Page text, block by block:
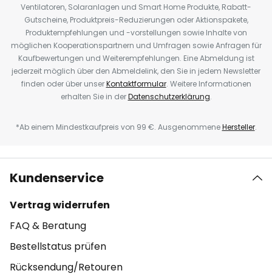
Ventilatoren, Solaranlagen und Smart Home Produkte, Rabatt-
Gutscheine, Produktpreis-Reduzierungen oder Aktionspakete,
Produktempfehlungen und -vorstellungen sowie Inhalte von
möglichen Kooperationspartnern und Umfragen sowie Anfragen für
Kaufbewertungen und Weiterempfehlungen. Eine Abmeldung ist
jederzeit möglich über den Abmeldelink, den Sie in jedem Newsletter
finden oder über unserKontaktformular. Weitere Informationen
erhalten Sie in derDatenschutzerklärung.
*Ab einem Mindestkaufpreis von 99 €. AusgenommeneHersteller.
Kundenservice
Vertrag widerrufen
FAQ & Beratung
Bestellstatus prüfen
Rücksendung/Retouren